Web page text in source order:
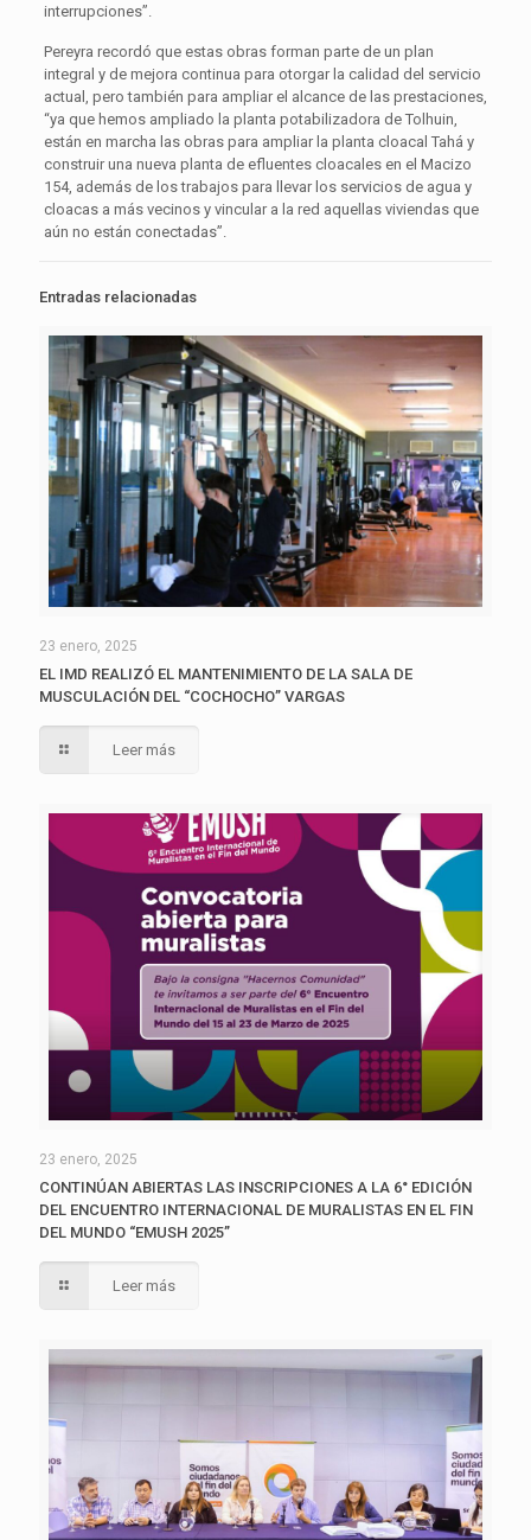
interrupciones”.
Pereyra recordó que estas obras forman parte de un plan
integral y de mejora continua para otorgar la calidad del servicio
actual, pero también para ampliar el alcance de las prestaciones,
“ya que hemos ampliado la planta potabilizadora de Tolhuin,
están en marcha las obras para ampliar la planta cloacal Tahá y
construir una nueva planta de efluentes cloacales en el Macizo
154, además de los trabajos para llevar los servicios de agua y
cloacas a más vecinos y vincular a la red aquellas viviendas que
aún no están conectadas”.
Entradas relacionadas
23 enero, 2025
EL IMD REALIZÓ EL MANTENIMIENTO DE LA SALA DE
MUSCULACIÓN DEL “COCHOCHO” VARGAS
Leer más
23 enero, 2025
CONTINÚAN ABIERTAS LAS INSCRIPCIONES A LA 6° EDICIÓN
DEL ENCUENTRO INTERNACIONAL DE MURALISTAS EN EL FIN
DEL MUNDO “EMUSH 2025”
Leer más